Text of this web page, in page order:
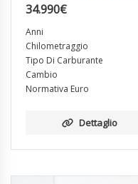
34.990€
Anni
Chilometraggio
Tipo Di Carburante
Cambio
Normativa Euro
Dettaglio